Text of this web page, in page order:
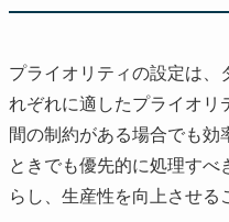
プライオリティの設定は、
れぞれに適したプライオリ
間の制約がある場合でも
ときでも優先的に処理す
らし、生産性を向上させる